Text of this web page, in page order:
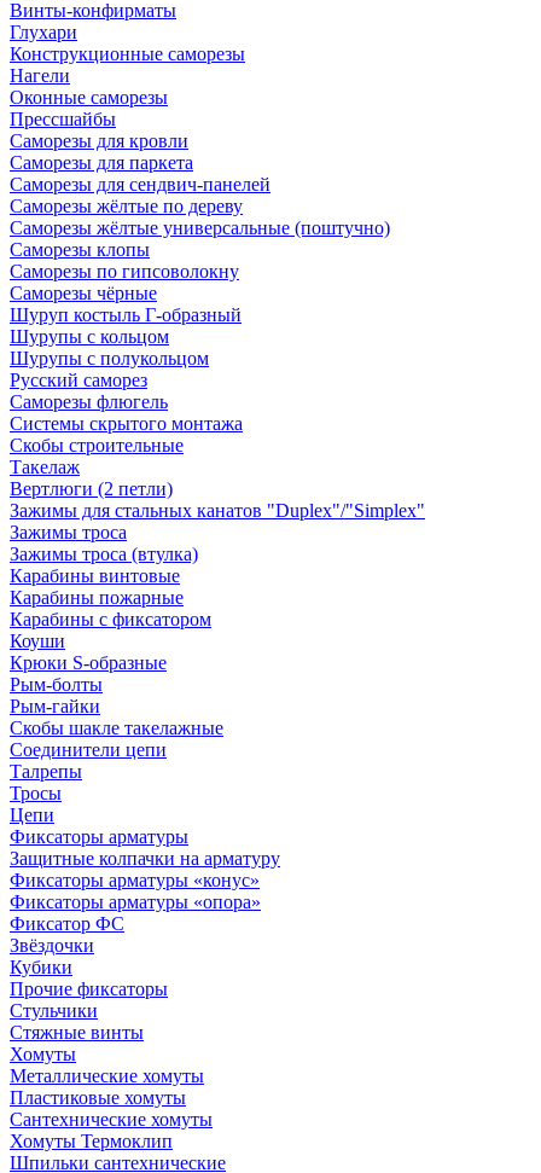
Винты-конфирматы
Глухари
Конструкционные саморезы
Нагели
Оконные саморезы
Прессшайбы
Саморезы для кровли
Саморезы для паркета
Саморезы для сендвич-панелей
Саморезы жёлтые по дереву
Саморезы жёлтые универсальные (поштучно)
Саморезы клопы
Саморезы по гипсоволокну
Саморезы чёрные
Шуруп костыль Г-образный
Шурупы с кольцом
Шурупы с полукольцом
Русский саморез
Саморезы флюгель
Системы скрытого монтажа
Скобы строительные
Такелаж
Вертлюги (2 петли)
Зажимы для стальных канатов "Duplex"/"Simplex"
Зажимы троса
Зажимы троса (втулка)
Карабины винтовые
Карабины пожарные
Карабины с фиксатором
Коуши
Крюки S-образные
Рым-болты
Рым-гайки
Скобы шакле такелажные
Соединители цепи
Талрепы
Тросы
Цепи
Фиксаторы арматуры
Защитные колпачки на арматуру
Фиксаторы арматуры «конус»
Фиксаторы арматуры «опора»
Фиксатор ФС
Звёздочки
Кубики
Прочие фиксаторы
Стульчики
Стяжные винты
Хомуты
Металлические хомуты
Пластиковые хомуты
Сантехнические хомуты
Хомуты Термоклип
Шпильки сантехнические